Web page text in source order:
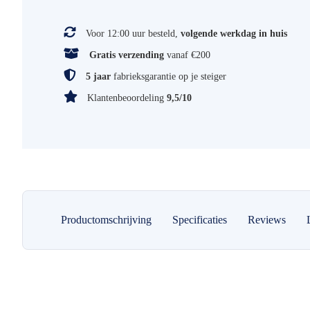
Voor 12:00 uur besteld, volgende werkdag in huis
Gratis verzending vanaf €200
5 jaar fabrieksgarantie op je steiger
Klantenbeoordeling 9,5/10
Productomschrijving Specificaties Reviews